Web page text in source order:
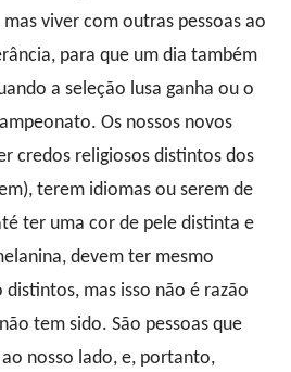
viver com outras pessoas ao
para que um dia também
a seleção lusa ganha ou o
Os nossos novos
credos religiosos distintos dos
terem idiomas ou serem de
ter uma cor de pele distinta e
devem ter mesmo
mas isso não é razão
tem sido. São pessoas que
nosso lado, e, portanto,